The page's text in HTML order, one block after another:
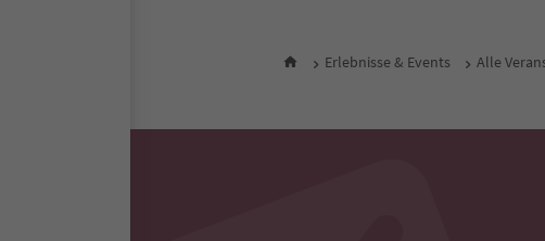
Erlebnisse & Events Alle